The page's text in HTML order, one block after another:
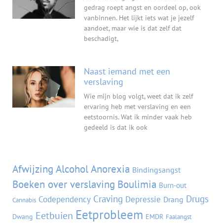
gedrag roept angst en oordeel op, ook
vanbinnen. Het lijkt iets wat je jezelf
aandoet, maar wie is dat zelf dat
beschadigt,
Naast iemand met een
verslaving
Wie mijn blog volgt, weet dat ik zelf
ervaring heb met verslaving en een
eetstoornis. Wat ik minder vaak heb
gedeeld is dat ik ook
Afwijzing AlcoholAnorexia Bindingsangst
Boeken over verslaving Boulimia Burn-out
Cannabis Codependency Craving Depressie Drang Drugs
Dwang Eetbuien Eetprobleem EMDR Faalangst